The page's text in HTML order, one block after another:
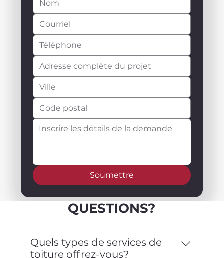
Soumettre
QUESTIONS?
Quels types de services de
toiture offrez-vous?